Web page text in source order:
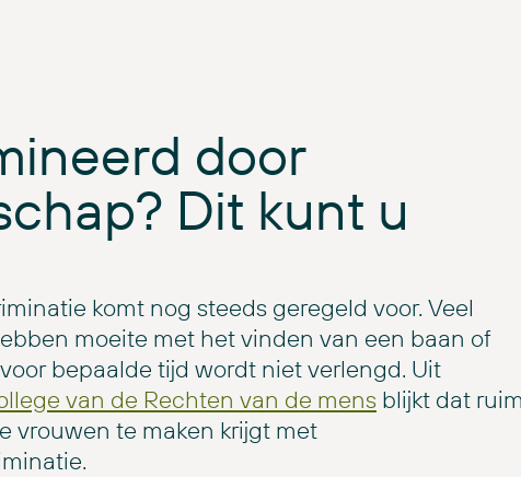
door
Dit kunt u
komt nog steeds geregeld voor. Veel
moeite met het vinden van een baan of
bepaalde tijd wordt niet verlengd. Uit
van de Rechten van de mens blijkt dat ruim
vrouwen te maken krijgt met